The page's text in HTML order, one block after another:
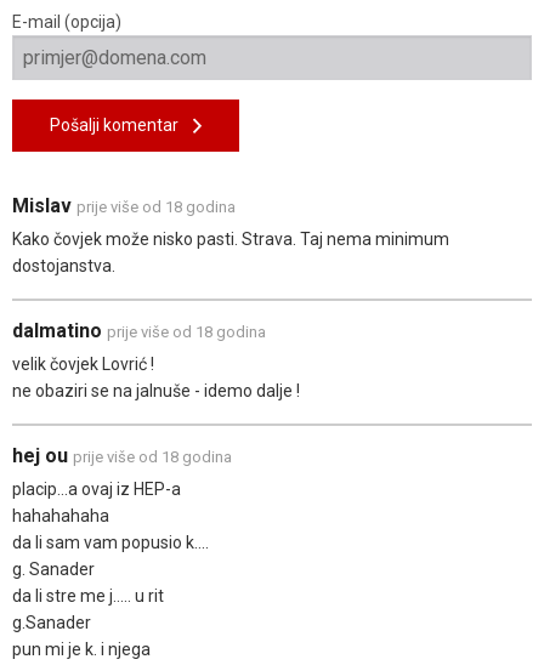
E-mail (opcija)
Pošalji komentar
Mislav prije više od 18 godina
Kako čovjek može nisko pasti. Strava. Taj nema minimum
dostojanstva.
dalmatino prije više od 18 godina
velik čovjek Lovrić !
ne obaziri se na jalnuše - idemo dalje !
hej ou prije više od 18 godina
placip...a ovaj iz HEP-a
hahahahaha
da li sam vam popusio k....
g. Sanader
da li stre me j..... u rit
g.Sanader
pun mi je k. i njega